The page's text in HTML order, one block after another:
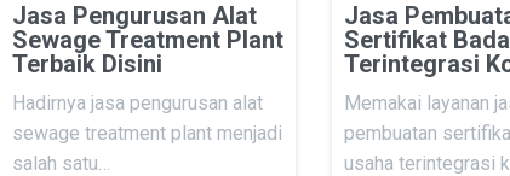
Jasa Pengurusan Alat
Sewage Treatment Plant
Terbaik Disini
Hadirnya jasa pengurusan alat
sewage treatment plant menjadi
salah satu…
Jasa
Sertifikat
Terintegrasi
Memakai layanan
pembuatan
usaha terintegrasi